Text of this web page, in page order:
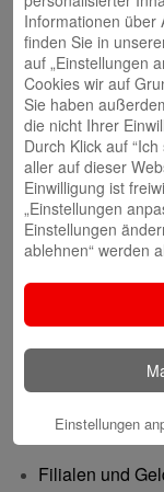
Ausbildung
Filialen
Filialen und
Informationen über
finden Sie in
auf „Einstellungen
Cookies wir auf
Sie haben
die nicht Ihrer
Durch Klick auf
aller auf dieser
Einwilligung ist
„Einstellungen
Einstellungen
ablehnen“ werden
Einstellungen